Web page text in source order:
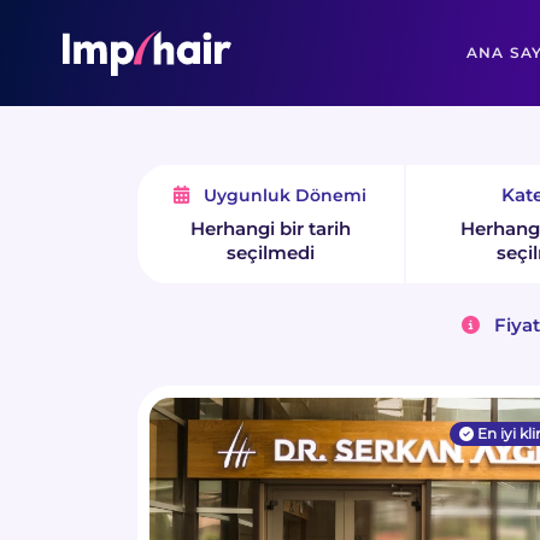
ANA
Uygunluk Dönemi
Herhangi bir tarih
seçilmedi
En iyi